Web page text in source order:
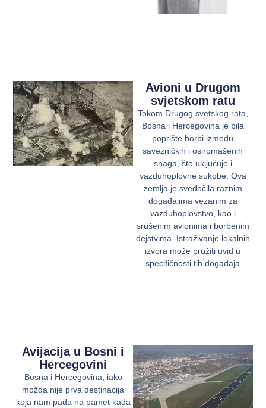
Avioni u Drugom
svjetskom ratu
Tokom Drugog svetskog rata,
Bosna i Hercegovina je bila
poprište borbi između
savezničkih i osiromašenih
snaga, što uključuje i
vazduhoplovne sukobe. Ova
zemlja je svedočila raznim
događajima vezanim za
vazduhoplovstvo, kao i
srušenim avionima i borbenim
dejstvima. Istraživanje lokalnih
izvora može pružiti uvid u
specifičnosti tih događaja
Avijacija u Bosni i
Hercegovini
Bosna i Hercegovina, iako
možda nije prva destinacija
koja nam pada na pamet kada